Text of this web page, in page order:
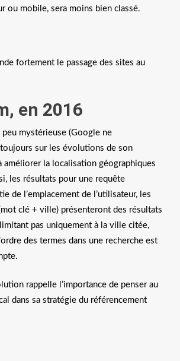
ou mobile, sera moins bien classé.
fortement le passage des sites au
en 2016
mystérieuse (Google ne
sur les évolutions de son
améliorer la localisation géographiques
les résultats pour une requête
de l’emplacement de l’utilisateur, les
clé + ville) présenteront des résultats
pas uniquement à la ville citée,
des termes dans une recherche est
rappelle l’importance de penser au
dans sa stratégie du référencement